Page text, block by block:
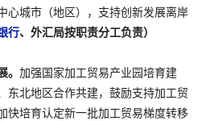
心城市（地区），支持创新发展离岸
行、外汇局按职责分工负责）
。 加强国家加工贸易产业园培育建
东北地区合作共建，鼓励支持加工贸
快培育认定新一批加工贸易梯度转移